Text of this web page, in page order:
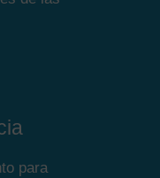
para